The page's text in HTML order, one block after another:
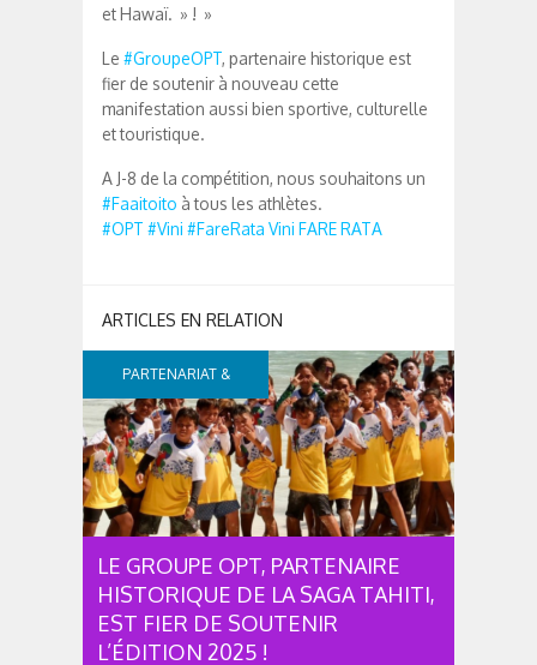
et Hawaï. » ! »
Le #GroupeOPT, partenaire historique est
fier de soutenir à nouveau cette
manifestation aussi bien sportive, culturelle
et touristique.
A J-8 de la compétition, nous souhaitons un
#Faaitoito à tous les athlètes.
#OPT #Vini #FareRata Vini FARE RATA
PARTENARIAT &
SPONSOR
LE GROUPE OPT, PARTENAIRE
HISTORIQUE DE LA SAGA TAHITI,
EST FIER DE SOUTENIR
L’ÉDITION 2025 !